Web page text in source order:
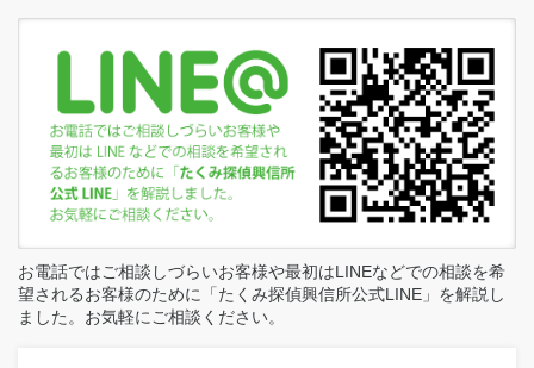
お電話ではご相談しづらいお客様や最初はLINEなどでの相談を希
望されるお客様のために「たくみ探偵興信所公式LINE」を解説し
ました。お気軽にご相談ください。